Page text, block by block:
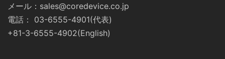
メール：sales@coredevice.co.jp
電話： 03-6555-4901(代表)
+81-3-6555-4902(English)